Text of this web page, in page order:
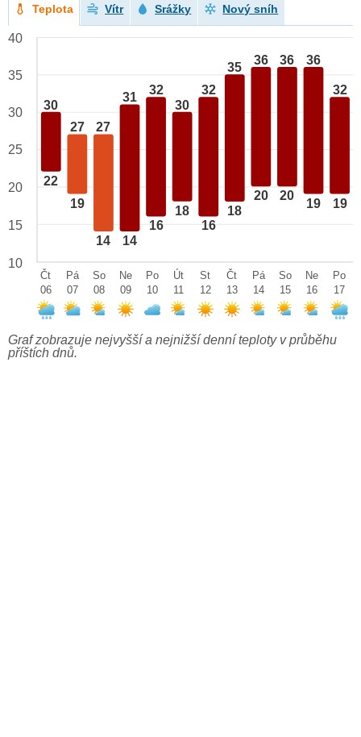
Teplota Vítr Srážky Nový sníh
30
22
27
19
27
14
31
14
32
16
30
18
32
16
35
18
36
20
36
20
36
19
32
19
40
35
30
25
20
15
10
Čt
06
Pá
07
So
08
Ne
09
Po
10
Út
11
St
12
Čt
13
Pá
14
So
15
Ne
16
Po
17
Graf zobrazuje nejvyšší a nejnižší denní teploty v průběhu
příštích dnů.